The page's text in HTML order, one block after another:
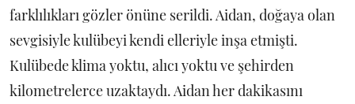
farklılıkları gözler önüne serildi. Aidan, doğaya olan
sevgisiyle kulübeyi kendi elleriyle inşa etmişti.
Kulübede klima yoktu, alıcı yoktu ve şehirden
kilometrelerce uzaktaydı. Aidan her dakikasını